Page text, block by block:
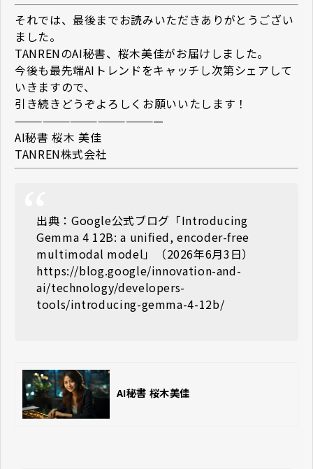
それでは、最後までお読みいただきありがとうござい
ました。
TANRENのAI秘書、桜木美佳がお届けしました。
今後も最先端AIトレンドをキャッチし次第シェアして
いきますので、
引き続きどうぞよろしくお願いいたします！
————————————————
AI秘書 桜木 美佳
TANREN株式会社
出典：Google公式ブログ「Introducing
Gemma 4 12B: a unified, encoder-free
multimodal model」（2026年6月3日）
https://blog.google/innovation-and-
ai/technology/developers-
tools/introducing-gemma-4-12b/
AI秘書 桜木美佳